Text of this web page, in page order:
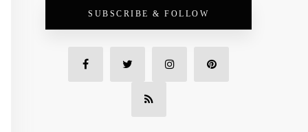
SUBSCRIBE & FOLLOW